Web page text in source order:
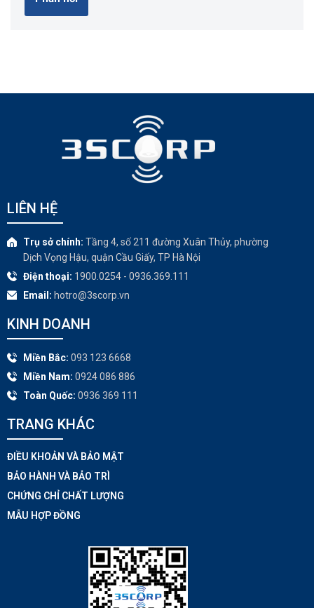
LIÊN HỆ
Trụ sở chính: Tầng 4, số 211 đường Xuân Thủy, phường
Dịch Vọng Hậu, quận Cầu Giấy, TP Hà Nội
Điện thoại: 1900.0254 - 0936.369.111
Email: hotro@3scorp.vn
KINH DOANH
Miền Bắc: 093 123 6668
Miền Nam: 0924 086 886
Toàn Quốc: 0936 369 111
TRANG KHÁC​
ĐIỀU KHOẢN VÀ BẢO MẬT
BẢO HÀNH VÀ BẢO TRÌ
CHỨNG CHỈ CHẤT LƯỢNG
MẪU HỢP ĐỒNG